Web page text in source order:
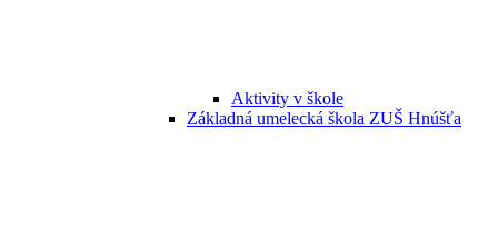
Aktivity v škole
Základná umelecká škola ZUŠ Hnúšťa